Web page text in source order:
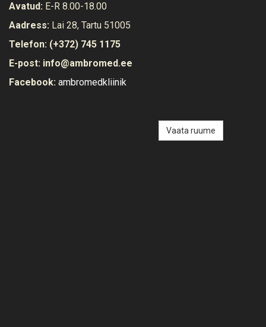
Avatud: E-R 8.00-18.00
Aadress: Lai 28, Tartu 51005
Telefon: (+372) 745 1175
E-post: info@ambromed.ee
Facebook: ambromedkliinik
Vaata ruume